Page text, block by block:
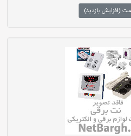
(افزایش بازدید)